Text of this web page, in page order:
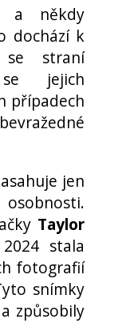
a někdy
dochází k
se straní
jejich
případech
jen
Taylor
stala
fotografií
snímky
způsobily